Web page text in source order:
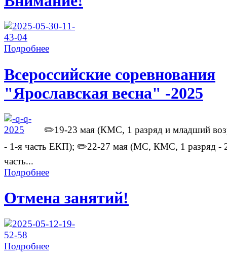
Подробнее
Всероссийские соревнования
"Ярославская весна" -2025
✏️19-23 мая (КМС, 1 разряд и младший
- 1-я часть ЕКП); ✏️22-27 мая (МС, КМС, 1 разряд -
часть...
Подробнее
Отмена занятий!
Подробнее